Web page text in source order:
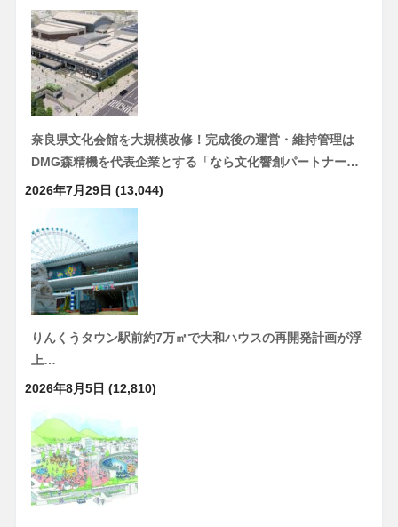
奈良県文化会館を大規模改修！完成後の運営・維持管理は
DMG森精機を代表企業とする「なら文化響創パートナー…
2026年7月29日 (13,044)
りんくうタウン駅前約7万㎡で大和ハウスの再開発計画が浮
上…
2026年8月5日 (12,810)